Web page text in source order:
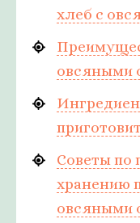
хлеб с
овсяными
Советы по
хранению
овсяными